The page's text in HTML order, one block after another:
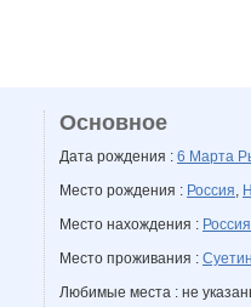
Основное
Дата рождения : 6 Марта
Место рождения : Россия,
Место нахождения : Россия
Место проживания :
Любимые места : не